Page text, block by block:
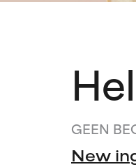
GEEN
New